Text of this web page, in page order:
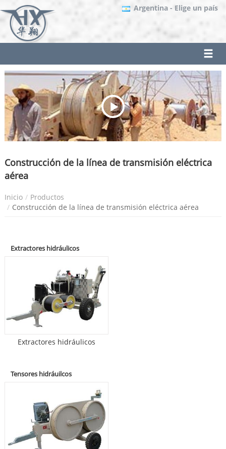
Argentina - Elige un país
Construcción de la línea de transmisión eléctrica
aérea
Inicio
Productos
Construcción de la línea de transmisión eléctrica aérea
Extractores hidráulicos
Extractores hidráulicos
Tensores hidráuilcos